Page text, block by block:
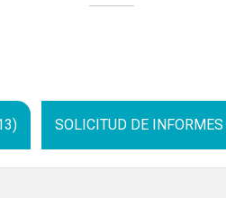
SOLICITUD DE